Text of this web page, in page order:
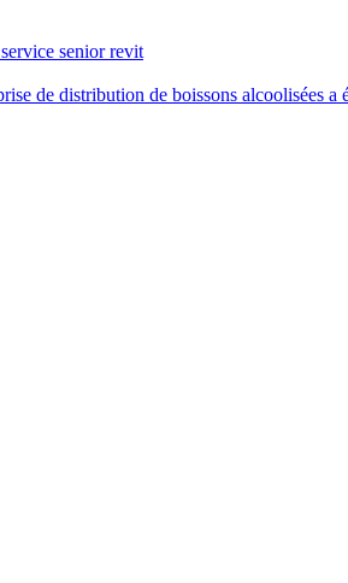
senior revit
de distribution de boissons alcoolisées a